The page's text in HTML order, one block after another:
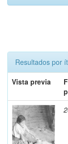
Resultados por
Vista previa